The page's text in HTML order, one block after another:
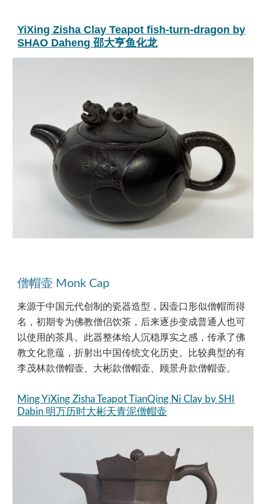
YiXing Zisha Clay Teapot fish-turn-dragon by
SHAO Daheng 邵大亨鱼化龙
僧帽壶 Monk Cap
来源于中国元代创制的瓷器造型，因壶口形似僧帽而得
名，初期专为佛教僧侣饮茶，后来逐步变成普通人也可
以使用的茶具。此器整体给人沉稳厚实之感，传承了佛
教文化意蕴，折射出中国传统文化历史。比较典型的有
李茂林款僧帽壶、大彬款僧帽壶、顾景舟款僧帽壶。
Ming YiXing Zisha Teapot TianQing Ni Clay by SHI
Dabin 明万历时大彬天青泥僧帽壶